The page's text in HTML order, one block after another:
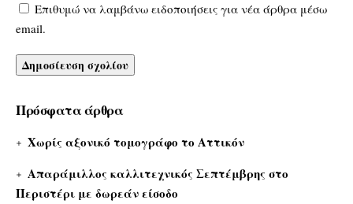
Επιθυμώ να λαμβάνω ειδοποιήσεις για νέα άρθρα μέσω
email.
Πρόσφατα άρθρα
Χωρίς αξονικό τομογράφο το Αττικόν
Απαράμιλλος καλλιτεχνικός Σεπτέμβρης στο
Περιστέρι με δωρεάν είσοδο